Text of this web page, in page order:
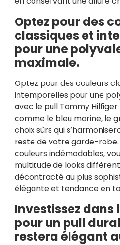
Optez pour des
classiques et
pour une
maximale.
Optez pour des couleurs
intemporelles pour une
avec le pull Tommy
comme le bleu marine, le
choix sûrs qui
reste de votre garde-
couleurs indémodables,
multitude de looks
décontracté au plus
élégante et tendance en
Investissez dans
pour un pull
restera élégant